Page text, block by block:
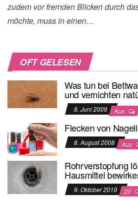
zudem vor fremden Blicken durch
möchte, muss in einen…
OFT GELESEN
Was tun bei
und vernichten
8. Juni 2009 Aus
Flecken von
8. August 2008 Aus
Rohrverstopfung
Hausmittel
9. Oktober 2019 20